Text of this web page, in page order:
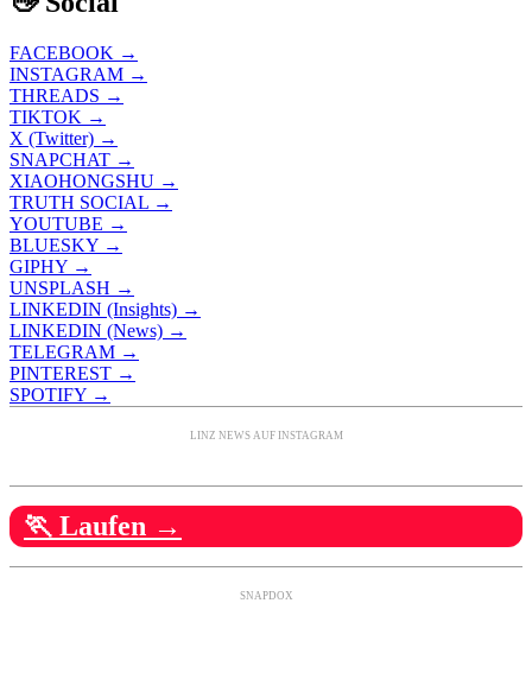
FACEBOOK →
INSTAGRAM →
THREADS →
TIKTOK →
X (Twitter) →
SNAPCHAT →
XIAOHONGSHU →
TRUTH SOCIAL →
YOUTUBE →
BLUESKY →
GIPHY →
UNSPLASH →
LINKEDIN (Insights) →
LINKEDIN (News) →
TELEGRAM →
PINTEREST →
SPOTIFY →
LINZ NEWS AUF INSTAGRAM
🏃 Laufen →
SNAPDOX